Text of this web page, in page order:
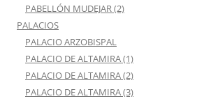
PABELLÓN MUDEJAR (2)
PALACIOS
PALACIO ARZOBISPAL
PALACIO DE ALTAMIRA (1)
PALACIO DE ALTAMIRA (2)
PALACIO DE ALTAMIRA (3)